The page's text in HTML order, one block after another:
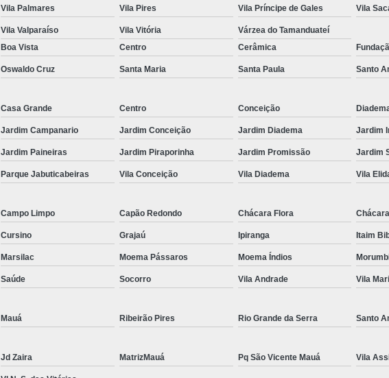
Espelho Grande para
Espelho para
Espelho para
Vila Palmares Vila Pires Vila Príncipe de Gales Vila
Vila Valparaíso Vila Vitória
Várzea do Tamanduateí
Boa Vista Centro Cerâmica
Oswaldo Cruz Santa Maria Santa Paula Santo
Casa Grande Centro Conceição
Jardim Campanario Jardim Conceição Jardim Diadema Jardim
Jardim Paineiras Jardim Piraporinha Jardim Promissão Jardim
Parque Jabuticabeiras Vila Conceição Vila Diadema Vila
Campo Limpo Capão Redondo Chácara Flora
Cursino Grajaú Ipiranga Itaim
Marsilac Moema Pássaros Moema Índios
Saúde Socorro Vila Andrade Vila
Mauá Ribeirão Pires Rio Grande da Serra Santo
Jd Zaira MatrizMauá Pq São Vicente Mauá Vila